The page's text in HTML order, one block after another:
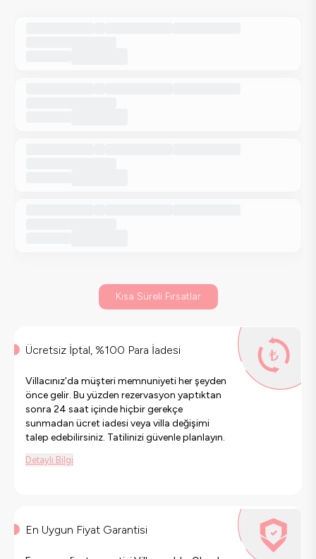
Kısa Süreli Fırsatlar
Ücretsiz İptal, %100 Para İadesi
Villacınız'da müşteri memnuniyeti her şeyden
önce gelir. Bu yüzden rezervasyon yaptıktan
sonra 24 saat içinde hiçbir gerekçe
sunmadan ücret iadesi veya villa değişimi
talep edebilirsiniz. Tatilinizi güvenle planlayın.
Detaylı Bilgi
En Uygun Fiyat Garantisi